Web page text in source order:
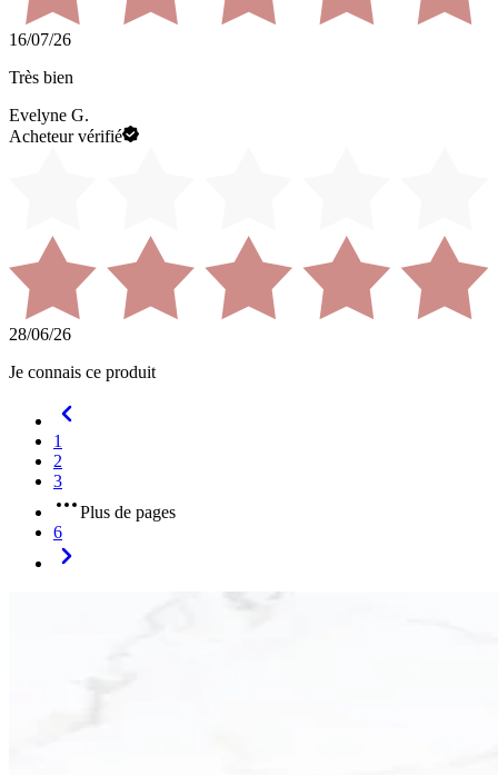
16/07/26
Très bien
Evelyne G.
Acheteur vérifié
28/06/26
Je connais ce produit
1
2
3
Plus de pages
6